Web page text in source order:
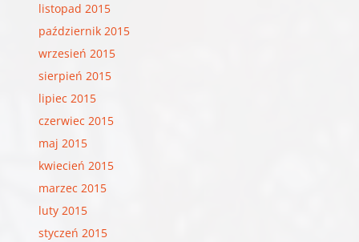
listopad 2015
październik 2015
wrzesień 2015
sierpień 2015
lipiec 2015
czerwiec 2015
maj 2015
kwiecień 2015
marzec 2015
luty 2015
styczeń 2015